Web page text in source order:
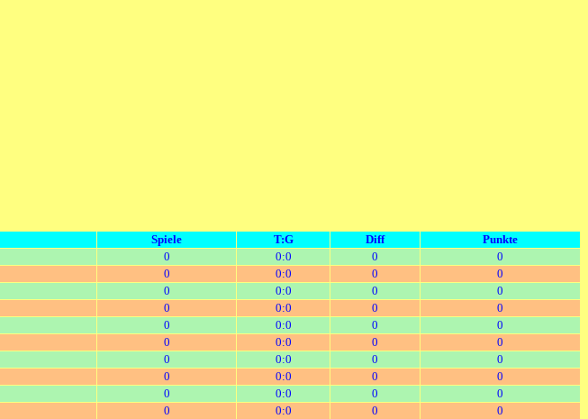
Spiele T:G Diff
Punkte
0 0:0 0
0
0 0:0 0
0
0 0:0 0
0
0 0:0 0
0
0 0:0 0
0
0 0:0 0
0
0 0:0 0
0
0 0:0 0
0
0 0:0 0
0
0 0:0 0
0